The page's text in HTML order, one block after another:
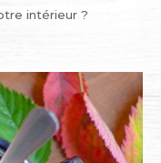
intérieur ?